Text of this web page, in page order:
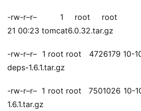
盾
态
-rw-r–r–  1 root root
21 00:23 tomcat6.0.32.tar.gz
-rw-r–r–  1 root root   4726179 10-
deps-1.6.1.tar.gz
-rw-r–r–  1 root root   7501026 10-
1.6.1.tar.gz